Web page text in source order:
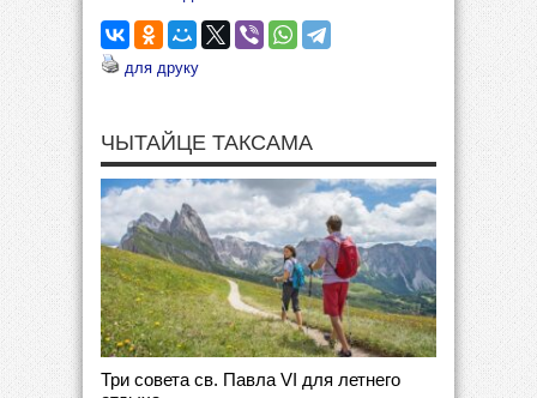
для друку
ЧЫТАЙЦЕ ТАКСАМА
Три совета св. Павла VI для летнего